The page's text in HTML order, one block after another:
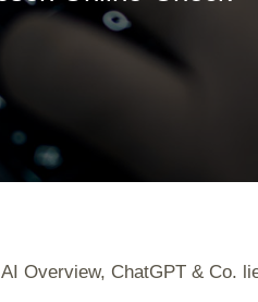
Overview, ChatGPT & Co.